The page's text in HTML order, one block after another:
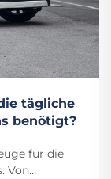
tägliche
benötigt?
für die
Von